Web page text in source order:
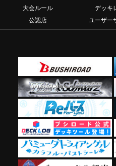
大会ルール
デッキ
公認店
ユーザー